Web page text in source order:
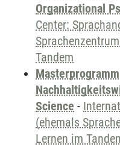
Organizational
Center:
Tandem
Science -
(ehemals
Lernen im